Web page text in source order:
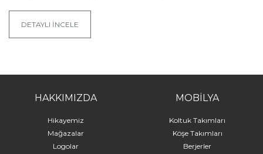
DETAYLI İNCELE
HAKKIMIZDA
Hikayemiz
Mağazalar
Logolar
MOBİLYA
Koltuk Takımları
Köşe Takımları
Berjerler